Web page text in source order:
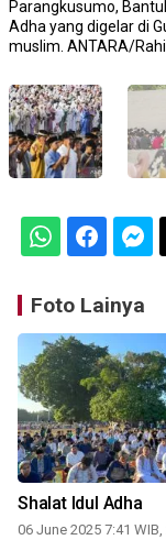
Parangkusumo,
Adha yang digelar di
muslim. ANTARA/
Foto Lainya
Shalat Idul Adha
06 June 2025 7:41 WIB,